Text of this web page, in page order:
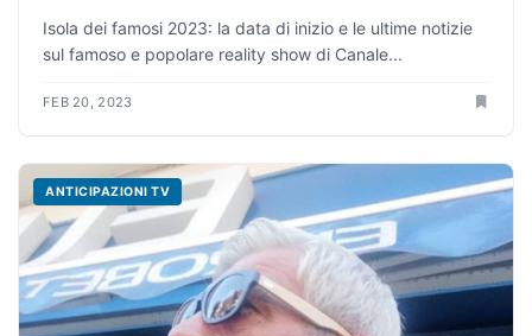
Isola dei famosi 2023: la data di inizio e le ultime notizie
sul famoso e popolare reality show di Canale...
FEB 20, 2023
ANTICIPAZIONI TV